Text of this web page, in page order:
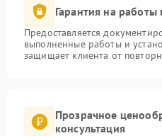
Гарантия на работы
Предоставляется
выполненные работы и
защищает клиента от
Прозрачное
консультация